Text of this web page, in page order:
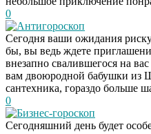
0
Антигороскоп
Сегодня ваши ожидания
бы, вы ведь ждете
внезапно свалившегося на
вам двоюродной бабушки из
сантехника, гораздо больше
0
Бизнес-гороскоп
Сегодняшний день будет